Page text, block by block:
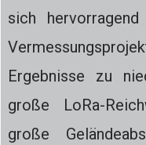
sich
Ergebnisse zu
große LoRa-
große